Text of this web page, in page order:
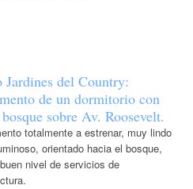
del Country:
de un dormitorio con
sobre Av. Roosevelt.
totalmente a estrenar, muy lindo
orientado hacia el bosque,
nivel de servicios de